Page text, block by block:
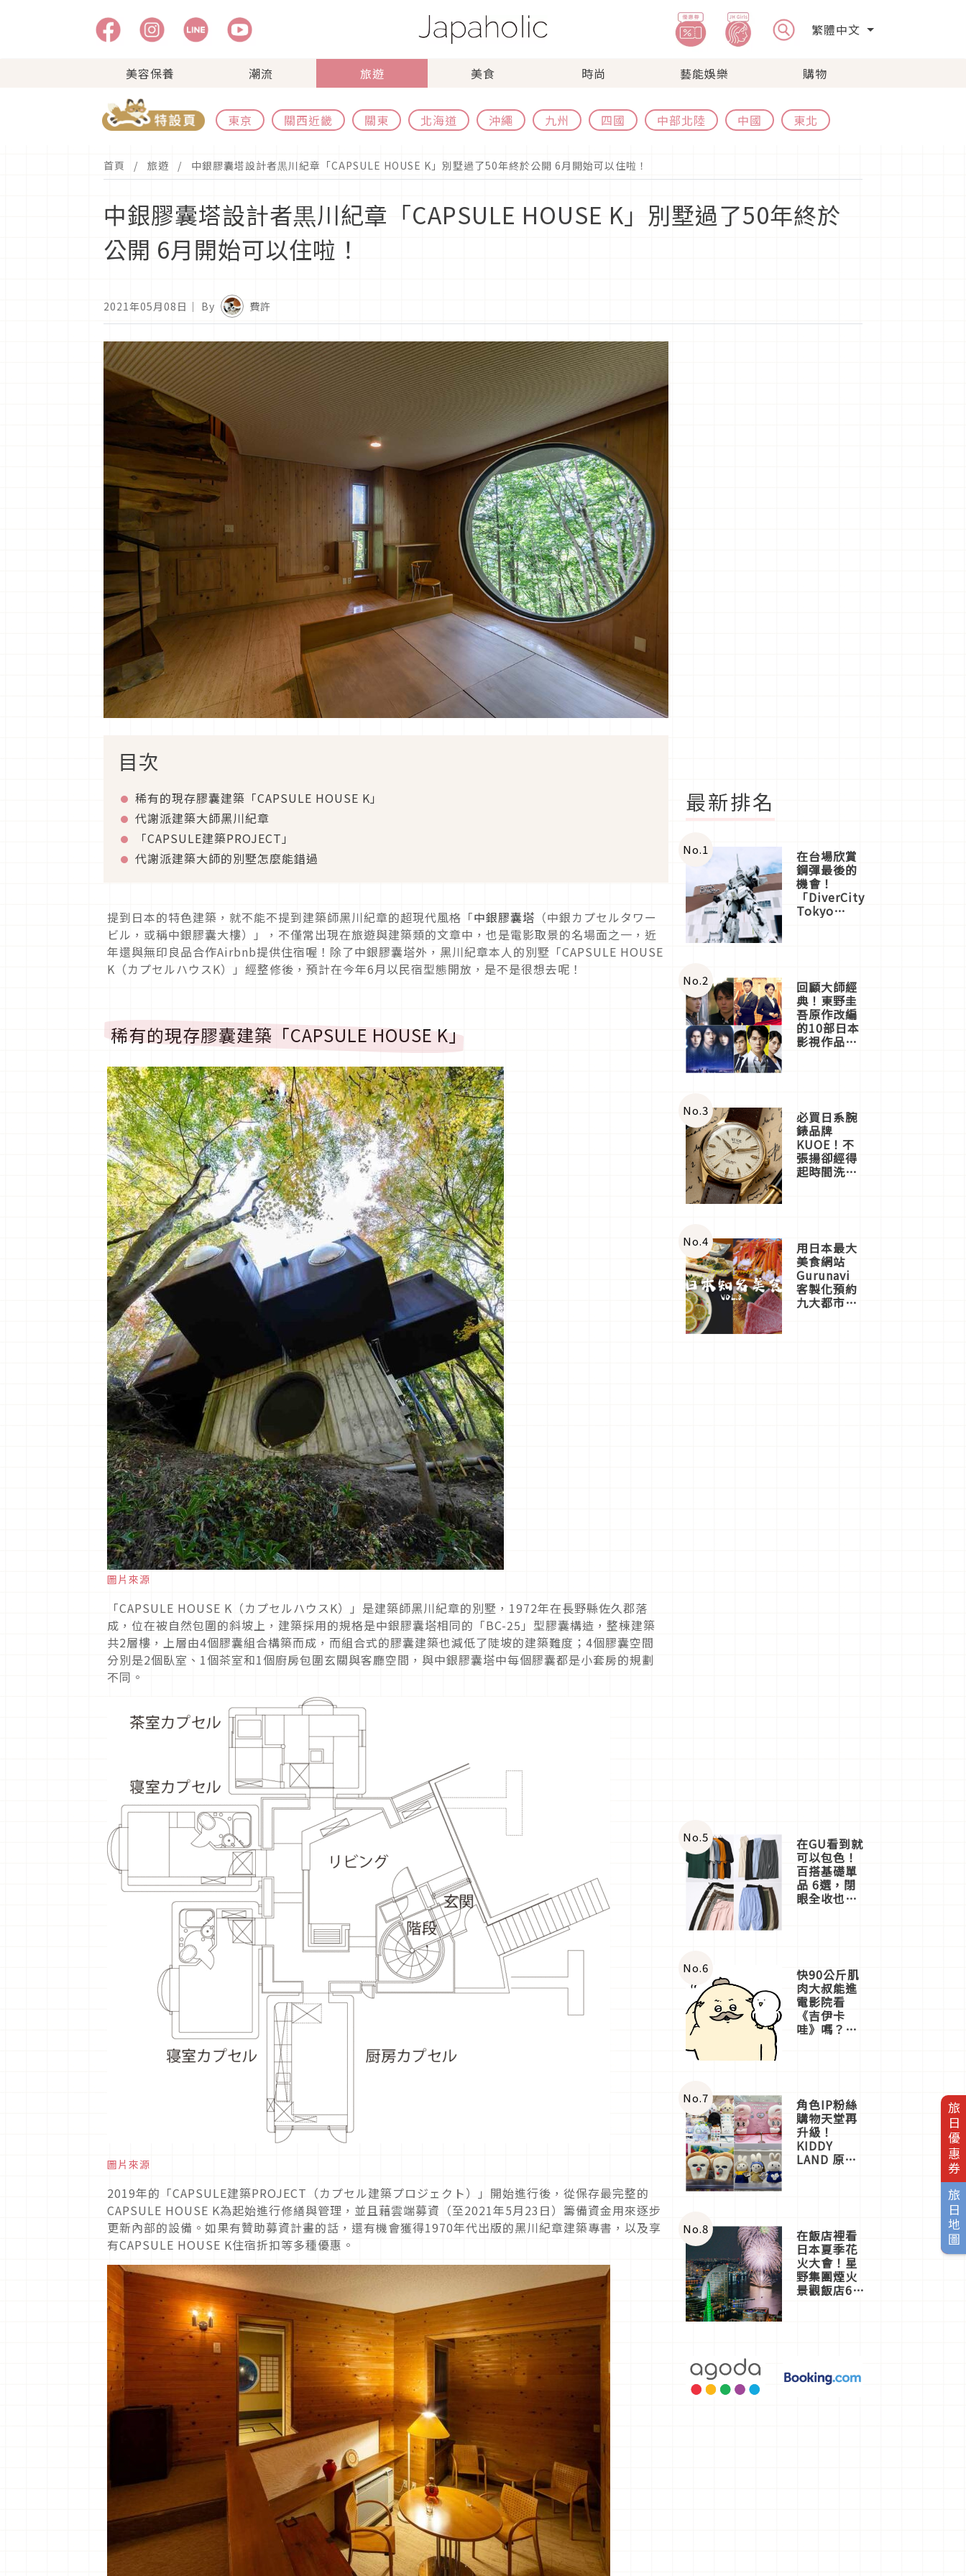
繁體中文
美容保養 潮流 旅遊 美食 時尚 藝能娛樂 購物
東京 關西近畿 關東 北海道 沖繩 九州 四國 中部北陸 中國 東北
旅日優惠券
旅日地圖
首頁 旅遊 中銀膠囊塔設計者黒川紀章「CAPSULE HOUSE K」別墅過了50年終於公開 6月開始可以住啦！
中銀膠囊塔設計者黒川紀章「CAPSULE HOUSE K」別墅過了50年終於
公開 6月開始可以住啦！
2021年05月08日 ｜ By 費許
目次
稀有的現存膠囊建築「CAPSULE HOUSE K」
代謝派建築大師黑川紀章
「CAPSULE建築PROJECT」
代謝派建築大師的別墅怎麼能錯過
提到日本的特色建築，就不能不提到建築師黑川紀章的超現代風格「中銀膠囊塔 （中銀カプセルタワー
ビル，或稱中銀膠囊大樓）」，不僅常出現在旅遊與建築類的文章中，也是電影取景的名場面之一，近
年還與無印良品合作Airbnb提供住宿喔！除了中銀膠囊塔外，黑川紀章本人的別墅「CAPSULE HOUSE
K（カプセルハウスK）」經整修後，預計在今年6月以民宿型態開放，是不是很想去呢！
稀有的現存膠囊建築「CAPSULE HOUSE K」
圖片來源
「CAPSULE HOUSE K（カプセルハウスK）」是建築師黑川紀章的別墅，1972年在長野縣佐久郡落
成，位在被自然包圍的斜坡上，建築採用的規格是中銀膠囊塔相同的「BC-25」型膠囊構造，整棟建築
共2層樓，上層由4個膠囊組合構築而成，而組合式的膠囊建築也減低了陡坡的建築難度；4個膠囊空間
分別是2個臥室、1個茶室和1個廚房包圍玄關與客廳空間，與中銀膠囊塔中每個膠囊都是小套房的規劃
不同。
圖片來源
2019年的「CAPSULE建築PROJECT（カプセル建築プロジェクト）」開始進行後，從保存最完整的
CAPSULE HOUSE K為起始進行修繕與管理，並且藉雲端募資（至2021年5月23日）籌備資金用來逐步
更新內部的設備。如果有贊助募資計畫的話，還有機會獲得1970年代出版的黑川紀章建築專書，以及享
有CAPSULE HOUSE K住宿折扣等多種優惠。
最新排名
No.1 在台場欣賞
鋼彈最後的
機會！
「DiverCity
Tokyo
體驗
No.2 回顧大師經
典！東野圭
吾原作改編
的10部日本
影視作品推
No.3 必買日系腕
錶品牌
KUOE！不
張揚卻經得
起時間洗鍊
No.4 用日本最大
美食網站
Gurunavi
客製化預約
九大都市餐
No.5 在GU看到就
可以包色！
百搭基礎單
品 6選，閉
眼全收也不
No.6 快90公斤肌
肉大叔能進
電影院看
《吉伊卡
哇》嗎？日
一同給出了
答案
No.7 角色IP粉絲
購物天堂再
升級！
KIDDY
LAND 原宿
店3分即達
No.8 在飯店裡看
日本夏季花
火大會！星
野集團煙火
景觀飯店6